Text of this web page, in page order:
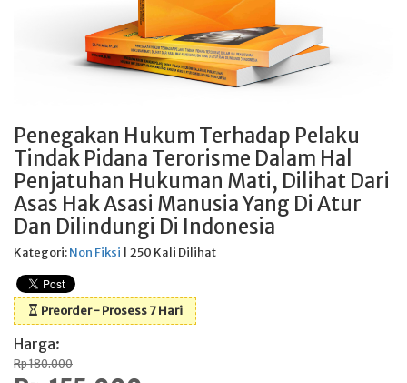
Penegakan Hukum Terhadap Pelaku
Tindak Pidana Terorisme Dalam Hal
Penjatuhan Hukuman Mati, Dilihat Dari
Asas Hak Asasi Manusia Yang Di Atur
Dan Dilindungi Di Indonesia
Kategori:Non Fiksi | 250 Kali Dilihat
Preorder - Prosess 7 Hari
Harga:
Rp 180.000